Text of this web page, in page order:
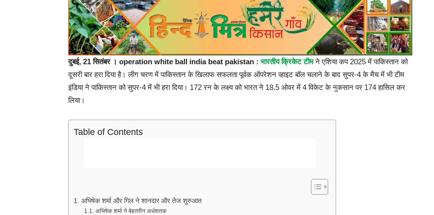
दुबई, 21 सितंबर । operation white ball india beat pakistan : भारतीय क्रिकेट टीमने एशिया कप 2025 में पाकिस्तान को
दूसरी बार हरा दिया है। लीग चरण में पाकिस्तान के खिलाफ सफलता पूर्वक ऑपरेशन व्हाइट बॉल चलाने के बाद सुपर-4 के मैच में भी टीम
इंडिया ने पाकिस्तान को सुपर-4 में भी हरा दिया। 172 रन के लक्ष्य को भारत ने 18.5 ओवर में 4 विकेट के नुकसान पर 174 हासिल कर
लिया।
Table of Contents
अभिषेक शर्मा और गिल ने शानदार और तेज शुरुआत
अभिषेक शर्मा ने बेहतरीन अर्धशतक